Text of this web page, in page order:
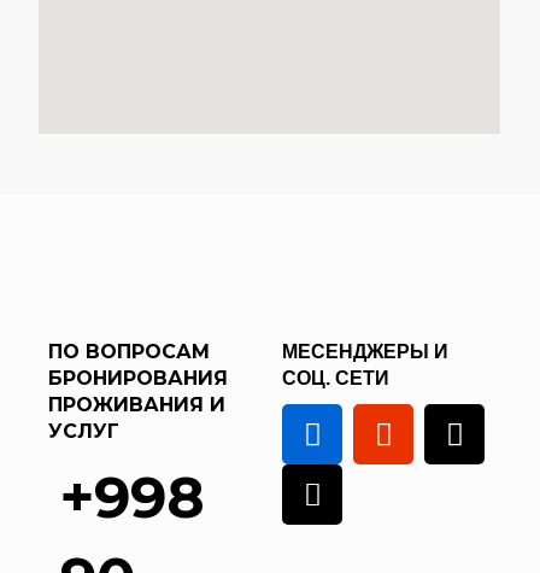
ПО ВОПРОСАМ
БРОНИРОВАНИЯ
ПРОЖИВАНИЯ И
УСЛУГ
+998
МЕСЕНДЖЕРЫ И
СОЦ. СЕТИ